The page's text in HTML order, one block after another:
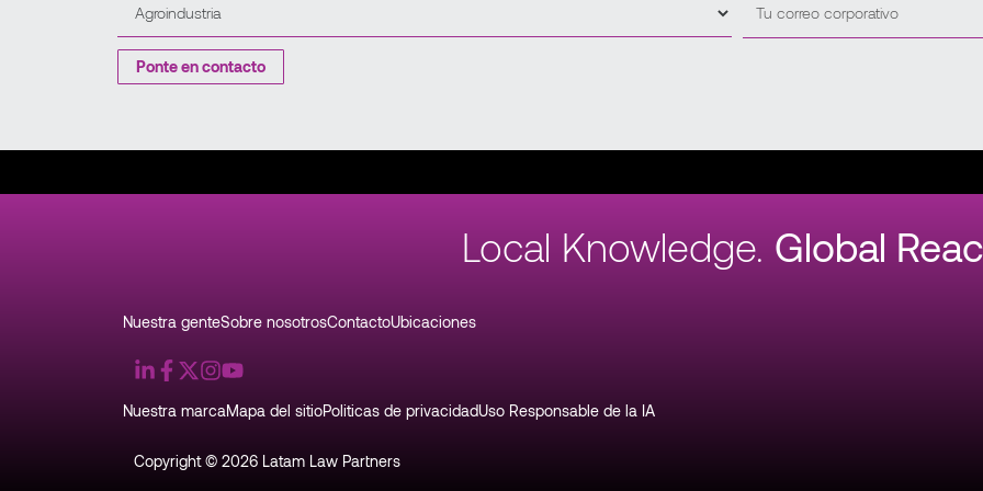
Ponte en contacto
Local Knowledge. Global
Nuestra genteSobre nosotrosContactoUbicaciones
Nuestra marcaMapa del sitioPoliticas de privacidadUso Responsable de la IA
Copyright © 2026 Latam Law Partners